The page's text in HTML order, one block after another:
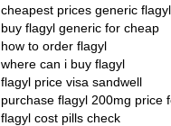
cheapest prices generic flagyl
buy flagyl generic for cheap
how to order flagyl
where can i buy flagyl
flagyl price visa sandwell
purchase flagyl 200mg price
flagyl cost pills check